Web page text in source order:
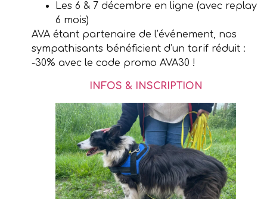
Les 6 & 7 décembre en ligne (avec replay
6 mois)
AVA étant partenaire de l’événement, nos
sympathisants bénéficient d’un tarif réduit :
-30% avec le code promo AVA30 !
INFOS & INSCRIPTION